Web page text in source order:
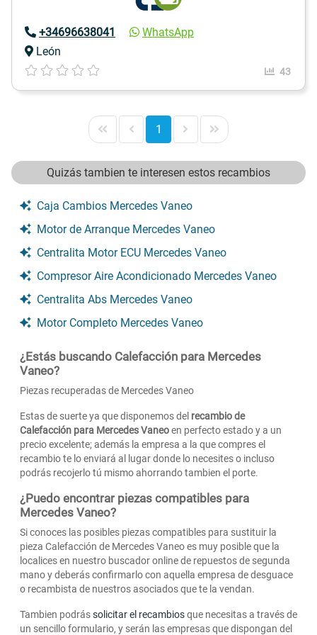
+34696638041
WhatsApp
León
43
1
Quizás tambien te interesen estos recambios
Caja Cambios Mercedes Vaneo
Motor de Arranque Mercedes Vaneo
Centralita Motor ECU Mercedes Vaneo
Compresor Aire Acondicionado Mercedes Vaneo
Centralita Abs Mercedes Vaneo
Motor Completo Mercedes Vaneo
¿Estás buscando Calefacción para Mercedes
Vaneo?
Piezas recuperadas de Mercedes Vaneo
Estas de suerte ya que disponemos del recambio de
Calefacción para Mercedes Vaneoen perfecto estado y a un
precio excelente; además la empresa a la que compres el
recambio te lo enviará al lugar donde lo necesites o incluso
podrás recojerlo tú mismo ahorrando tambien el porte.
¿Puedo encontrar piezas compatibles para
Mercedes Vaneo?
Si conoces las posibles piezas compatibles para sustituir la
pieza Calefacción de Mercedes Vaneo es muy posible que la
localices en nuestro buscador online de repuestos de segunda
mano y deberás confirmarlo con aquella empresa de desguace
o recambista de nuestros asociados que te la vendan.
Tambien podrássolicitar el recambiosque necesitas a través de
un sencillo formulario, y serán las empresas que dispongan del